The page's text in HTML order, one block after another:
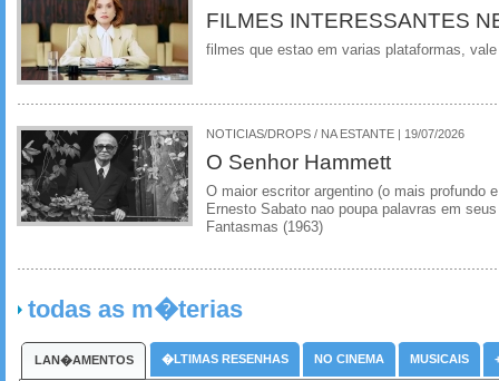
FILMES INTERESSANTES
filmes que estao em varias plataformas,
NOTICIAS/DROPS / NA ESTANTE | 19/07/2026
O Senhor Hammett
O maior escritor argentino (o mais profundo
Ernesto Sabato nao poupa palavras em
Fantasmas (1963)
todas as m�terias
LAN�AMENTOS �LTIMAS RESENHAS NO CINEMA MUSICAIS